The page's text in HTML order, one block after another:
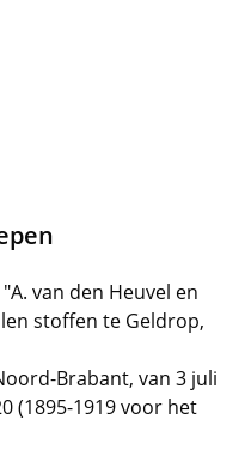
van den Heuvel en
stoffen te Geldrop,
Brabant, van 3 juli
(1895-1919 voor het